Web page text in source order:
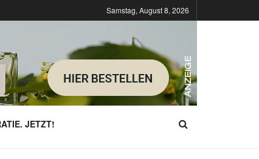
Samstag, August 8, 2026
JETZT!